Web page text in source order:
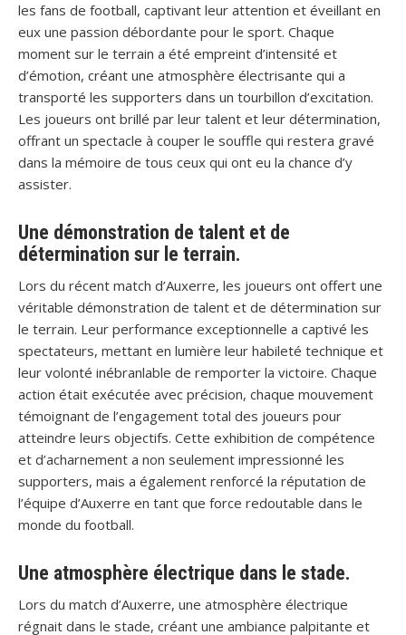
les fans de football, captivant leur attention et éveillant en
eux une passion débordante pour le sport. Chaque
moment sur le terrain a été empreint d’intensité et
d’émotion, créant une atmosphère électrisante qui a
transporté les supporters dans un tourbillon d’excitation.
Les joueurs ont brillé par leur talent et leur détermination,
offrant un spectacle à couper le souffle qui restera gravé
dans la mémoire de tous ceux qui ont eu la chance d’y
assister.
Une démonstration de talent et de
détermination sur le terrain.
Lors du récent match d’Auxerre, les joueurs ont offert une
véritable démonstration de talent et de détermination sur
le terrain. Leur performance exceptionnelle a captivé les
spectateurs, mettant en lumière leur habileté technique et
leur volonté inébranlable de remporter la victoire. Chaque
action était exécutée avec précision, chaque mouvement
témoignant de l’engagement total des joueurs pour
atteindre leurs objectifs. Cette exhibition de compétence
et d’acharnement a non seulement impressionné les
supporters, mais a également renforcé la réputation de
l’équipe d’Auxerre en tant que force redoutable dans le
monde du football.
Une atmosphère électrique dans le stade.
Lors du match d’Auxerre, une atmosphère électrique
régnait dans le stade, créant une ambiance palpitante et